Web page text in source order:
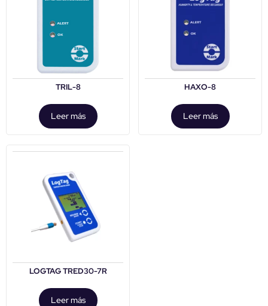
TRIL-8
Leer más
HAXO-8
Leer más
LOGTAG TRED30-7R
Leer más